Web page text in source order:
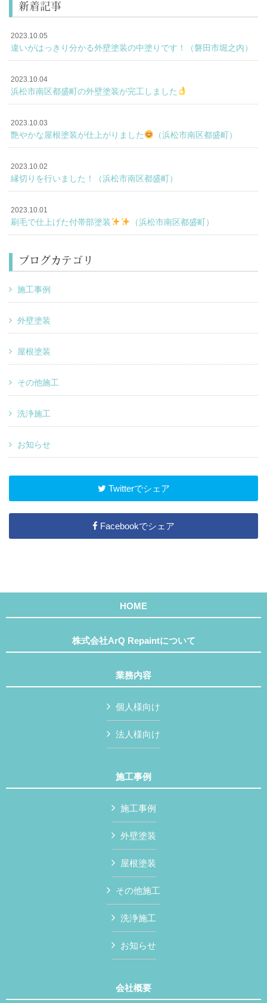
新着記事
2023.10.05
違いがはっきり分かる外壁塗装の中塗りです！（磐田市堀之内）
2023.10.04
浜松市南区都盛町の外壁塗装が完工しました
2023.10.03
艶やかな屋根塗装が仕上がりました （浜松市南区都盛町）
2023.10.02
縁切りを行いました！（浜松市南区都盛町）
2023.10.01
刷毛で仕上げた付帯部塗装 （浜松市南区都盛町）
ブログカテゴリ
施工事例
外壁塗装
屋根塗装
その他施工
洗浄施工
お知らせ
Twitterでシェア
Facebookでシェア
HOME
株式会社ArQ Repaintについて
業務内容
個人様向け
法人様向け
施工事例
施工事例
外壁塗装
屋根塗装
その他施工
洗浄施工
お知らせ
会社概要